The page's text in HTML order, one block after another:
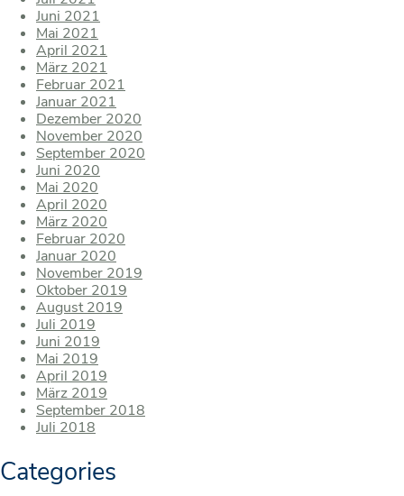
Juni 2021
Mai 2021
April 2021
März 2021
Februar 2021
Januar 2021
Dezember 2020
November 2020
September 2020
Juni 2020
Mai 2020
April 2020
März 2020
Februar 2020
Januar 2020
November 2019
Oktober 2019
August 2019
Juli 2019
Juni 2019
Mai 2019
April 2019
März 2019
September 2018
Juli 2018
Categories